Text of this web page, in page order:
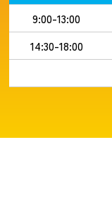
9:00-13:00
14:30-18:00